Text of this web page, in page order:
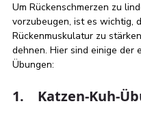
Um Rückenschmerzen zu
vorzubeugen, ist es wichtig,
Rückenmuskulatur zu
dehnen. Hier sind einige der
Übungen:
1.    Katzen-Kuh-